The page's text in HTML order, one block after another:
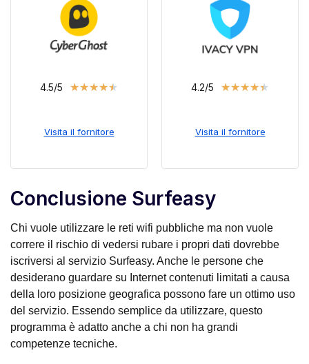
4.5/5 ★★★★★
Visita il fornitore
4.2/5 ★★★★★
Visita il fornitore
Conclusione Surfeasy
Chi vuole utilizzare le reti wifi pubbliche ma non vuole
correre il rischio di vedersi rubare i propri dati dovrebbe
iscriversi al servizio Surfeasy. Anche le persone che
desiderano guardare su Internet contenuti limitati a causa
della loro posizione geografica possono fare un ottimo uso
del servizio. Essendo semplice da utilizzare, questo
programma è adatto anche a chi non ha grandi
competenze tecniche.